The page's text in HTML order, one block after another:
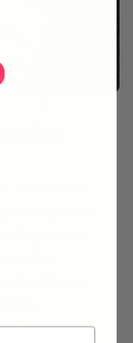
procure
Avec une